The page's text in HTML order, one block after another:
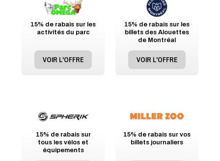
15% de rabais sur les
activités du parc
VOIR L'OFFRE
15% de rabais sur les
billets des Alouettes
de Montréal
VOIR L'OFFRE
15% de rabais sur
tous les vélos et
équipements
15% de rabais sur vos
billets journaliers